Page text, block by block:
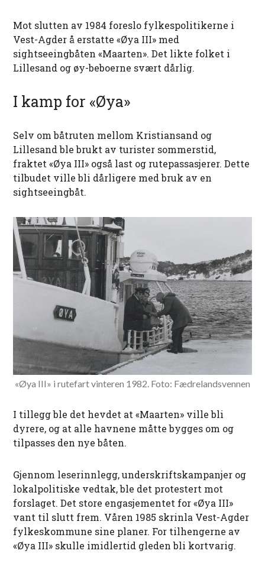
Mot slutten av 1984 foreslo fylkespolitikerne i
Vest-Agder å erstatte «Øya III» med
sightseeingbåten «Maarten». Det likte folket i
Lillesand og øy-beboerne svært dårlig.
I kamp for «Øya»
Selv om båtruten mellom Kristiansand og
Lillesand ble brukt av turister sommerstid,
fraktet «Øya III» også last og rutepassasjerer. Dette
tilbudet ville bli dårligere med bruk av en
sightseeingbåt.
«Øya III» i rutefart vinteren 1982. Foto: Fædrelandsvennen
I tillegg ble det hevdet at «Maarten» ville bli
dyrere, og at alle havnene måtte bygges om og
tilpasses den nye båten.
Gjennom leserinnlegg, underskriftskampanjer og
lokalpolitiske vedtak, ble det protestert mot
forslaget. Det store engasjementet for «Øya III»
vant til slutt frem. Våren 1985 skrinla Vest-Agder
fylkeskommune sine planer. For tilhengerne av
«Øya III» skulle imidlertid gleden bli kortvarig.